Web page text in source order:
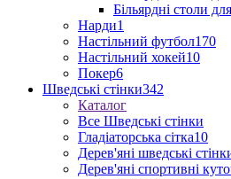
Більярдні столи
Нарди1
Настільний футбол170
Настільний хокей10
Покер6
Шведські стінки342
Каталог
Все Шведські стінки
Гладіаторська сітка10
Дерев'яні шведські
Дерев'яні спортивні